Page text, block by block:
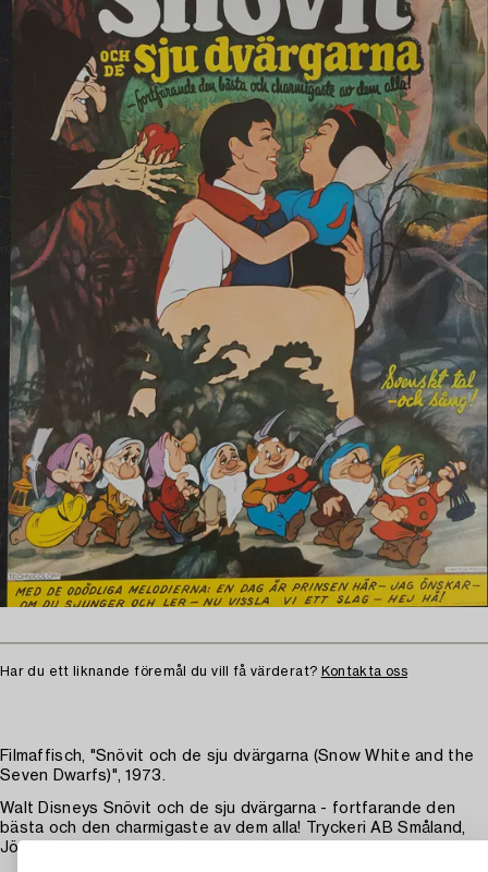
Har du ett liknande föremål du vill få värderat? Kontakta oss
Filmaffisch, "Snövit och de sju dvärgarna (Snow White and the
Seven Dwarfs)", 1973.
Walt Disneys Snövit och de sju dvärgarna - fortfarande den
bästa och den charmigaste av dem alla! Tryckeri AB Småland,
Jönköping, 1973. 100 x 70 cm. Oramad.